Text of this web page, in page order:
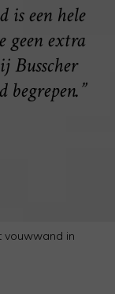
is een hele
geen extra
Busscher
begrepen.”
vouwwand in